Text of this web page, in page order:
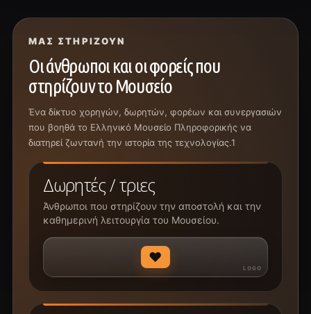
ΜΑΣ ΣΤΗΡΊΖΟΥΝ
Οι άνθρωποι και οι φορείς που
στηρίζουν το Μουσείο
Ένα δίκτυο χορηγών, δωρητών, φορέων και συνεργασιών
που βοηθά το Ελληνικό Μουσείο Πληροφορικής να
διατηρεί ζωντανή την ιστορία της τεχνολογίας.1
Δωρητές / τριες
Άνθρωποι που στηρίζουν την αποστολή και την
καθημερινή λειτουργία του Μουσείου.
♥